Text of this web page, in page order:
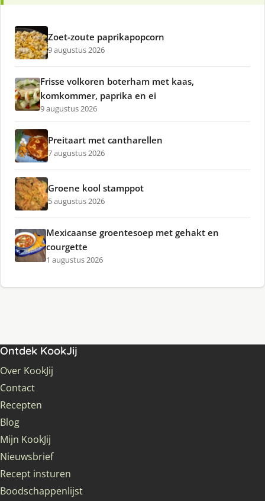
Zoet-zoute paprikapopcorn
9 augustus 2026
Frisse volkoren boterham met kaas,
komkommer, paprika en ei
9 augustus 2026
Preitaart met cantharellen
7 augustus 2026
Groene kool stamppot
5 augustus 2026
Mexicaanse groentesoep met gehakt en
courgette
1 augustus 2026
Ontdek KookJij
Over KookJij
Contact
Recepten
Blog
Mijn KookJij
Nieuwsbrief
Recept insturen
Boodschappenlijst